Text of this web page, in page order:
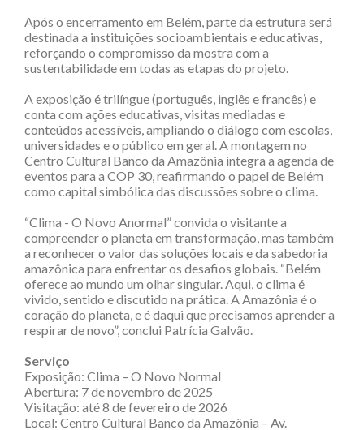
Após o encerramento em Belém, parte da estrutura será
destinada a instituições socioambientais e educativas,
reforçando o compromisso da mostra com a
sustentabilidade em todas as etapas do projeto.
A exposição é trilíngue (português, inglês e francês) e
conta com ações educativas, visitas mediadas e
conteúdos acessíveis, ampliando o diálogo com escolas,
universidades e o público em geral. A montagem no
Centro Cultural Banco da Amazônia integra a agenda de
eventos para a COP 30, reafirmando o papel de Belém
como capital simbólica das discussões sobre o clima.
“Clima - O Novo Anormal” convida o visitante a
compreender o planeta em transformação, mas também
a reconhecer o valor das soluções locais e da sabedoria
amazônica para enfrentar os desafios globais. “Belém
oferece ao mundo um olhar singular. Aqui, o clima é
vivido, sentido e discutido na prática. A Amazônia é o
coração do planeta, e é daqui que precisamos aprender a
respirar de novo”, conclui Patrícia Galvão.
Serviço
Exposição: Clima – O Novo Normal
Abertura: 7 de novembro de 2025
Visitação: até 8 de fevereiro de 2026
Local: Centro Cultural Banco da Amazônia – Av.